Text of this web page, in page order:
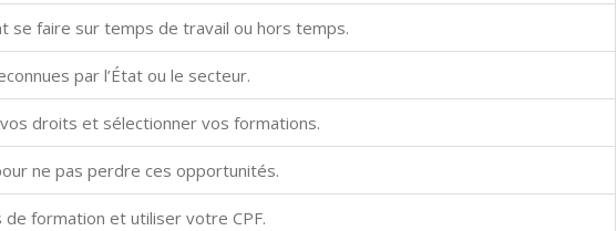
faire sur temps de travail ou hors temps.
par l’État ou le secteur.
droits et sélectionner vos formations.
ne pas perdre ces opportunités.
formation et utiliser votre CPF.